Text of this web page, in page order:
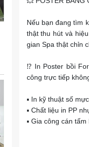
Nếu bạn đang tìm
thật thu hút và
gian Spa thật chỉn
⁉️ In Poster bồi
công trực tiếp
▪️ In kỹ thuật số
▪️ Chất liệu in PP
▪️ Gia công cán
‼️ Nhận in mọi